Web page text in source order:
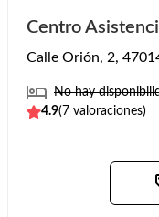
Centro
Calle Orión, 2,
No hay
4.9(7 valoraciones)